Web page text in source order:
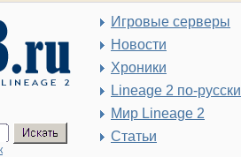
Игровые серверы
Новости
Хроники
Lineage 2 по-русски
Мир Lineage 2
Статьи